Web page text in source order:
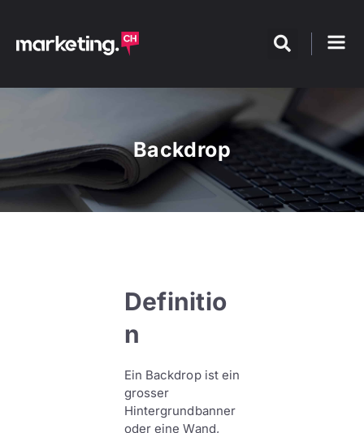
Backdrop
Definitio
n
Ein Backdrop ist ein
grosser
Hintergrundbanner
oder eine Wand,